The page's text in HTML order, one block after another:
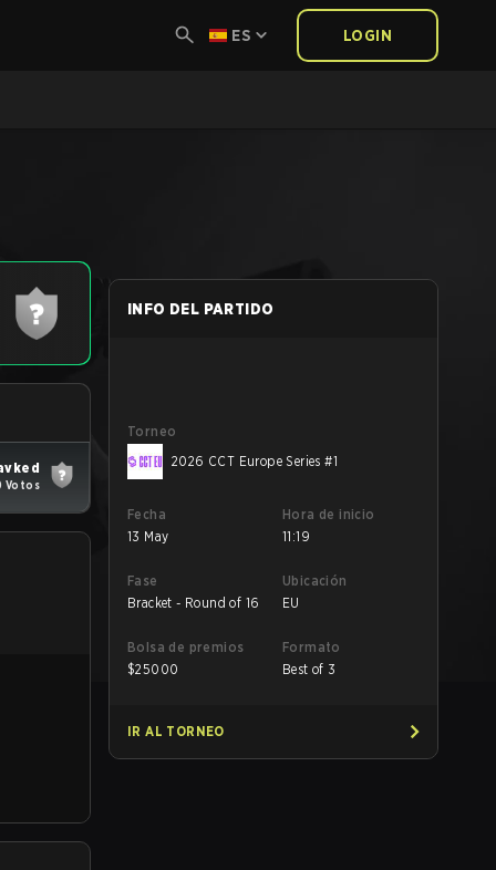
ES LOGIN
Votos
INFO DEL PARTIDO
Torneo
2026 CCT Europe Series #1
Fecha
13 May
Hora de inicio
11:19
Fase
Bracket - Round of 16
Ubicación
EU
Bolsa de premios
$25000
Formato
Best of 3
IR AL TORNEO